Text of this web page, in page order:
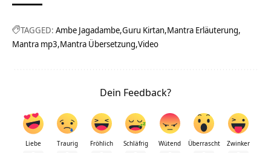
TAGGED: Ambe Jagadambe Guru Kirtan Mantra Erläuterung
Mantra mp3 Mantra Übersetzung Video
Dein Feedback?
Liebe Traurig Fröhlich Schläfrig Wütend Überrascht Zwinker